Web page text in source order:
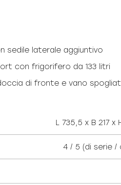
sedile laterale aggiuntivo
con frigorifero da 133 litri
di fronte e vano
L 735,5 x B 217 x
4 / 5 (di serie /